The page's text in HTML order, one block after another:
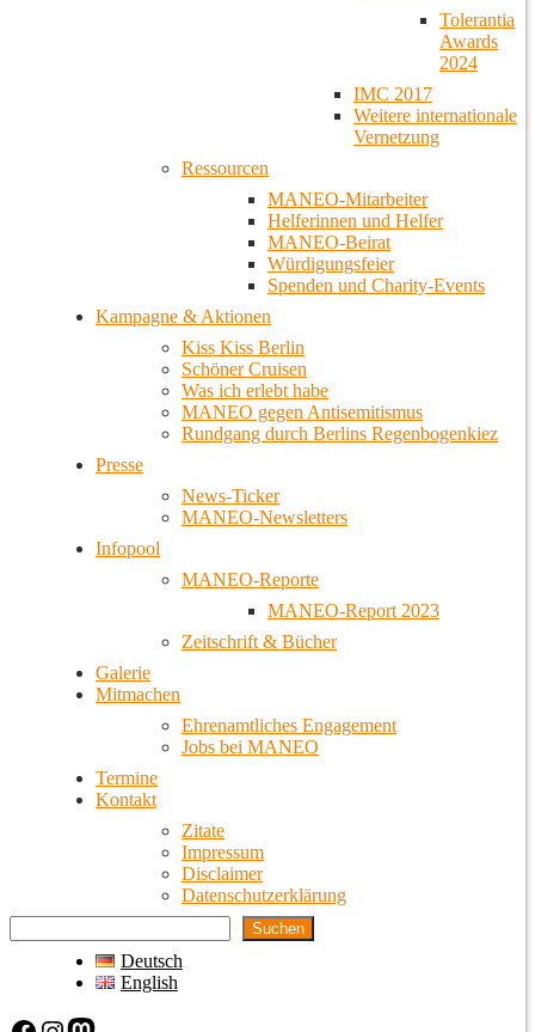
Tolerantia
Awards
2024
IMC 2017
Weitere internationale
Vernetzung
Ressourcen
MANEO-Mitarbeiter
Helferinnen und Helfer
MANEO-Beirat
Würdigungsfeier
Spenden und Charity-Events
Kampagne & Aktionen
Kiss Kiss Berlin
Schöner Cruisen
Was ich erlebt habe
MANEO gegen Antisemitismus
Rundgang durch Berlins Regenbogenkiez
Presse
News-Ticker
MANEO-Newsletters
Infopool
MANEO-Reporte
MANEO-Report 2023
Zeitschrift & Bücher
Galerie
Mitmachen
Ehrenamtliches Engagement
Jobs bei MANEO
Termine
Kontakt
Zitate
Impressum
Disclaimer
Datenschutzerklärung
Suchen
Deutsch
English